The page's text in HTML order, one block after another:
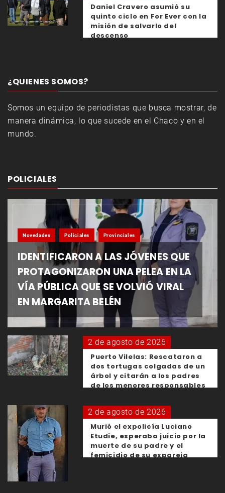
Daniel Cravero asumió su
quinto ciclo en For Ever con la
misión de salvarlo del
descenso
¿QUIENES SOMOS?
Somos un equipo de periodistas que busca mostrar, de
manera dinámica, lo que sucede en el Chaco y en el
mundo.
POLICIALES
Novedades Policiales Provinciales
IDENTIFICARON A LAS JÓVENES QUE
PROTAGONIZARON UNA PELEA EN LA
VÍA PÚBLICA QUE SE VOLVIÓ VIRAL
EN MARGARITA BELÉN
2 de agosto de 2026
Puerto Vilelas: Rescataron a
dos tortugas colgadas de un
árbol y citarán a los padres
de los menores responsables
2 de agosto de 2026
Murió el expolicía Luciano
Etudie, esperaba juicio por la
muerte de su padre y el
femicidio de su expareja